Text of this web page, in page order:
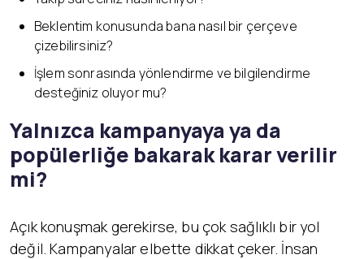
Beklentim konusunda bana nasıl bir çerçeve
çizebilirsiniz?
İşlem sonrasında yönlendirme ve bilgilendirme
desteğiniz oluyor mu?
Yalnızca kampanyaya ya da
popülerliğe bakarak karar verilir
mi?
Açık konuşmak gerekirse, bu çok sağlıklı bir yol
değil. Kampanyalar elbette dikkat çeker. İnsan